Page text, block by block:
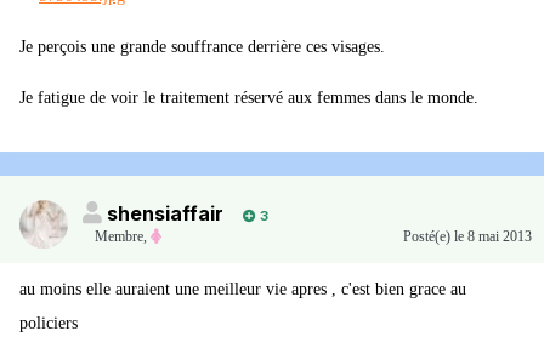
Je perçois une grande souffrance derrière ces visages.
Je fatigue de voir le traitement réservé aux femmes dans le monde.
shensiaffair
3
Membre, Posté(e) le 8 mai 2013
au moins elle auraient une meilleur vie apres , c'est bien grace au
policiers